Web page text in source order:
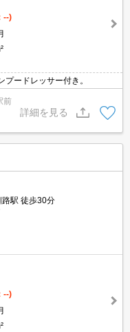
--)
プードレッサー付き。
前
詳細を見る
駅 徒歩30分
--)